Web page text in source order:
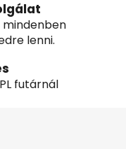
lenni.
futárnál